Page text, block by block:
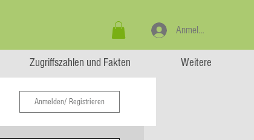
Zugriffszahlen und Fakten Weitere
Anmelden
Anmelden/ Registrieren